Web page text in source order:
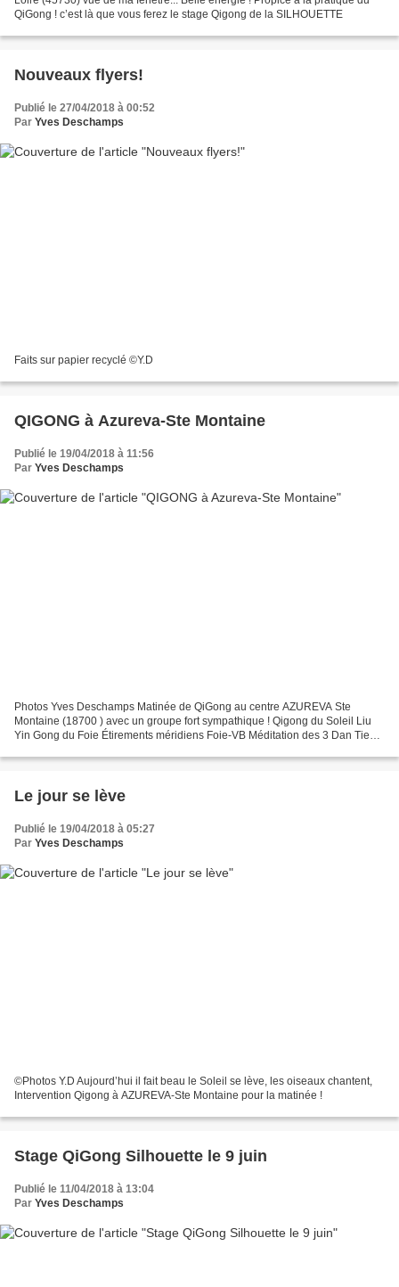
QiGong ! c’est là que vous ferez le stage Qigong de la SILHOUETTE
Nouveaux flyers!
Publié le 27/04/2018 à 00:52
Par Yves Deschamps
Faits sur papier recyclé ©️Y.D
QIGONG à Azureva-Ste Montaine
Publié le 19/04/2018 à 11:56
Par Yves Deschamps
Photos Yves Deschamps Matinée de QiGong au centre AZUREVA Ste
Montaine (18700 ) avec un groupe fort sympathique ! Qigong du Soleil Liu
Yin Gong du Foie Étirements méridiens Foie-VB Méditation des 3 Dan Tien
Le jour se lève
Publié le 19/04/2018 à 05:27
Par Yves Deschamps
©️Photos Y.D Aujourd’hui il fait beau le Soleil se lève, les oiseaux chantent,
Intervention Qigong à AZUREVA-Ste Montaine pour la matinée !
Stage QiGong Silhouette le 9 juin
Publié le 11/04/2018 à 13:04
Par Yves Deschamps